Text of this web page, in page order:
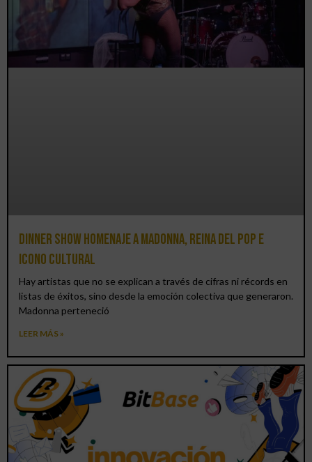
Dinner Show homenaje a Madonna, reina del pop e
icono cultural
Hay artistas que no se explican a través de cifras ni récords en
listas de éxitos, sino desde la emoción colectiva que generaron.
Madonna perteneció
LEER MÁS »